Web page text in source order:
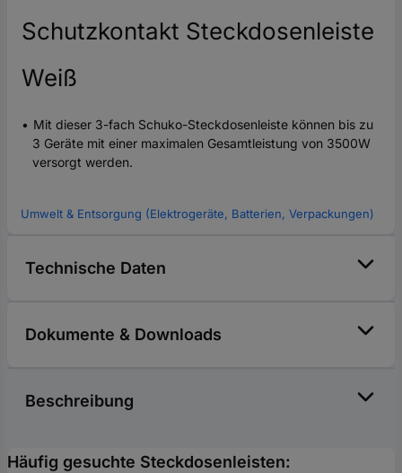
Schutzkontakt Steckdosenleiste
Weiß
Mit dieser 3-fach Schuko-Steckdosenleiste können bis zu
3 Geräte mit einer maximalen Gesamtleistung von 3500W
versorgt werden.
Umwelt & Entsorgung (Elektrogeräte, Batterien, Verpackungen)
Technische Daten
Dokumente & Downloads
Beschreibung
Häufig gesuchte Steckdosenleisten: